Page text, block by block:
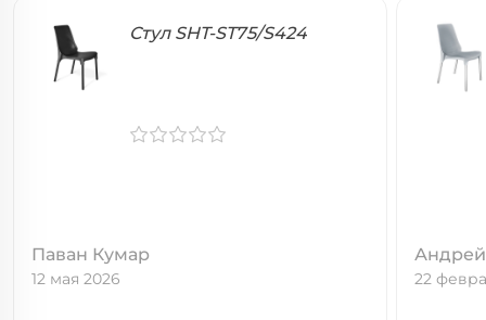
Стул SHT-ST75/S424
Паван Кумар
12 мая 2026 22